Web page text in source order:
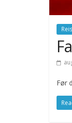
Før